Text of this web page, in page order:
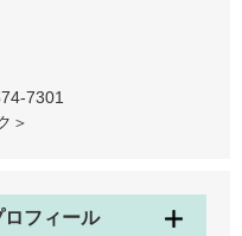
7301
＞
フィール